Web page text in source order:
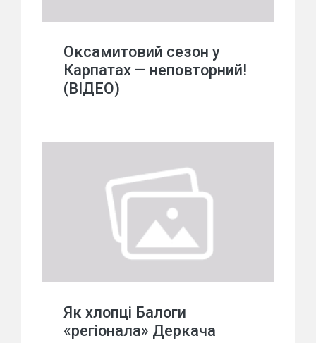
Оксамитовий сезон у
Карпатах — неповторний!
(ВІДЕО)
Як хлопці Балоги
«регіонала» Деркача